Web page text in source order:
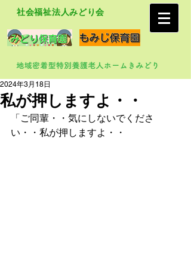
社会福祉法人みどり会
私が押しますよ・・
2024年3月18日
「ご同輩・・気にしないでくださ
い・・私が押しますよ・・